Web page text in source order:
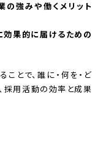
の強みや働くメリット
効果的に届けるための
とで、誰に・何を・ど
採用活動の効率と成果